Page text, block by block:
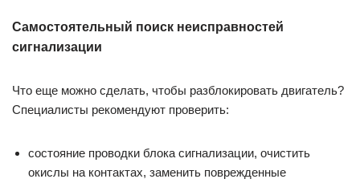
Самостоятельный поиск неисправностей
сигнализации
Что еще можно сделать, чтобы разблокировать двигатель?
Специалисты рекомендуют проверить:
состояние проводки блока сигнализации, очистить
окислы на контактах, заменить поврежденные